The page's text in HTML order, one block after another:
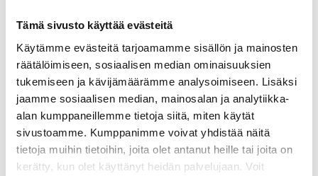
Tämä sivusto käyttää evästeitä
Käytämme evästeitä tarjoamamme sisällön ja mainosten
räätälöimiseen, sosiaalisen median ominaisuuksien
tukemiseen ja kävijämäärämme analysoimiseen. Lisäksi
jaamme sosiaalisen median, mainosalan ja analytiikka-
alan kumppaneillemme tietoja siitä, miten käytät
sivustoamme. Kumppanimme voivat yhdistää näitä
tietoja muihin tietoihin, joita olet antanut heille tai joita on
kerätty, kun olet käyttänyt heidän palvelujaan. Voit
Vaikuta Paimiossa
Onko Paimiossa riittävästi harrastusmahdollisuuksia?
Toivoisitko muutosta ympäristöstrategiaan? Onko
liikuntapaikkasi kunnostuksen tarpeessa? Jokaisella...
Uutiset 16.5.2025
Kaupunginvaltuuston kokous keskiviikkona